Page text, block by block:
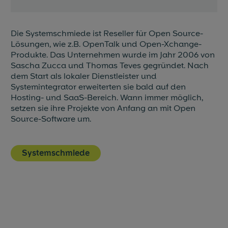
Die Systemschmiede ist Reseller für Open Source-
Lösungen, wie z.B. OpenTalk und Open-Xchange-
Produkte. Das Unternehmen wurde im Jahr 2006 von
Sascha Zucca und Thomas Teves gegründet. Nach
dem Start als lokaler Dienstleister und
Systemintegrator erweiterten sie bald auf den
Hosting- und SaaS-Bereich. Wann immer möglich,
setzen sie ihre Projekte von Anfang an mit Open
Source-Software um.
Systemschmiede